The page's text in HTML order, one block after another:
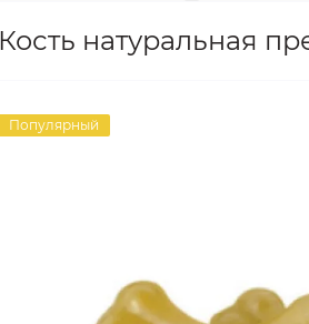
Кость натуральная
Популярный